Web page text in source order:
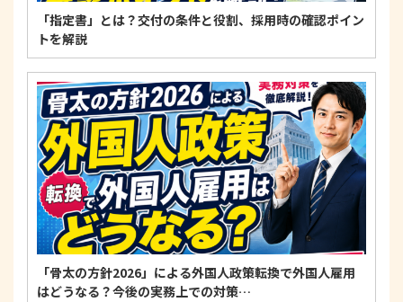
「指定書」とは？交付の条件と役割、採用時の確認ポイン
トを解説
「骨太の方針2026」による外国人政策転換で外国人雇用
はどうなる？今後の実務上での対策…